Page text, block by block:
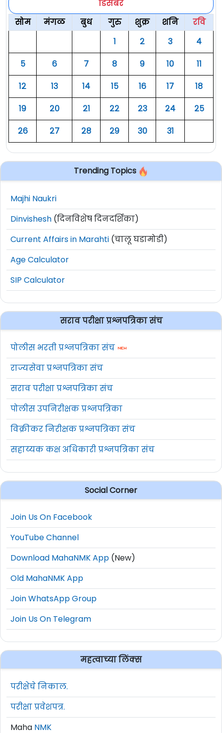
डिसेंबर
सोम
मंगळ बुध गुरु शुक्र शनि
रवि
१
२ ३
४
५
६ ७ ८ ९ १०
११
१२
१३ १४ १५ १६ १७
१८
१९
२० २१ २२ २३ २४
२५
२६
२७ २८ २९ ३० ३१
Trending Topics
Majhi Naukri
Dinvishesh (दिनविशेष दिनदर्शिका)
Current Affairs in Marahti (चालू घडामोडी)
Age Calculator
SIP Calculator
सराव परीक्षा प्रश्नपत्रिका संच
पोलीस भरती प्रश्नपत्रिका संच
राज्यसेवा प्रश्नपत्रिका संच
सराव परीक्षा प्रश्नपत्रिका संच
पोलीस उपनिरीक्षक प्रश्नपत्रिका
विक्रीकर निरीक्षक प्रश्नपत्रिका संच
सहाय्यक कक्ष अधिकारी प्रश्नपत्रिका संच
Social Corner
Join Us On Facebook
YouTube Channel
Download MahaNMK App (New)
Old MahaNMK App
Join WhatsApp Group
Join Us On Telegram
महत्वाच्या लिंक्स
परीक्षेचे निकाल.
परीक्षा प्रवेशपत्र.
Maha NMK